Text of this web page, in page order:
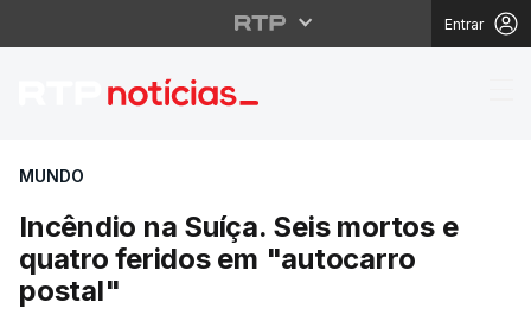
Entrar
Incêndio na Suíça.
MUNDO
Incêndio na Suíça. Seis mortos e
quatro feridos em "autocarro
postal"